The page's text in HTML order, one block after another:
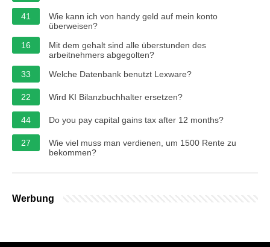
41
Wie kann ich von handy geld auf mein konto
überweisen?
16
Mit dem gehalt sind alle überstunden des
arbeitnehmers abgegolten?
33
Welche Datenbank benutzt Lexware?
22 Wird KI Bilanzbuchhalter ersetzen?
44 Do you pay capital gains tax after 12 months?
27
Wie viel muss man verdienen, um 1500 Rente zu
bekommen?
Werbung